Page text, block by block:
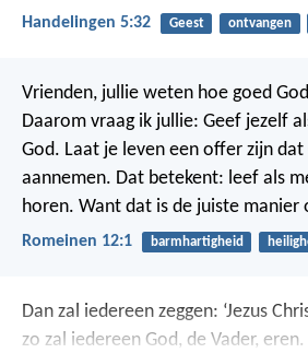
Handelingen 5:32 Geest ontvangen
Vrienden, jullie weten hoe goed
Daarom vraag ik jullie: Geef jezelf
God. Laat je leven een offer zijn dat
aannemen. Dat betekent: leef als
horen. Want dat is de juiste manier
Romeinen 12:1 barmhartigheid
Dan zal iedereen zeggen: ‘Jezus
zo zal iedereen God, de Vader, eren.